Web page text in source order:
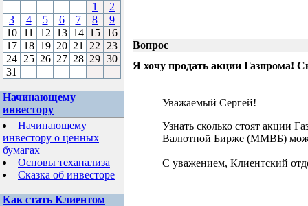
1
2
3
4 5 6 7 8
9
10 11 12 13 14 15 16
17 18 19 20 21 22
23
24 25 26 27 28 29 30
31
Начинающему
инвестору
Начинающему
инвестору о ценных
бумагах
Основы теханализа
Сказка об инвесторе
Как стать Клиентом
Вопрос
Я хочу продать акции Газпрома!
Уважаемый Сергей!
Узнать сколько стоят акции
Валютной Бирже (ММВБ)
С уважением, Клиентский